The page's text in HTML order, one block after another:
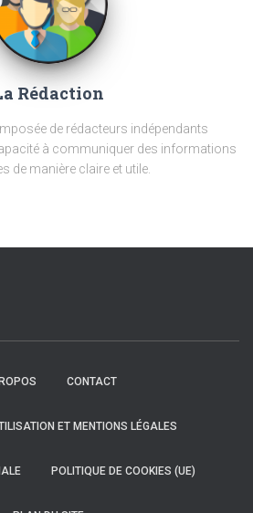
Rédaction
de rédacteurs indépendants
à communiquer des informations
de manière claire et utile.
CONTACT
ET MENTIONS LÉGALES
POLITIQUE DE COOKIES (UE)